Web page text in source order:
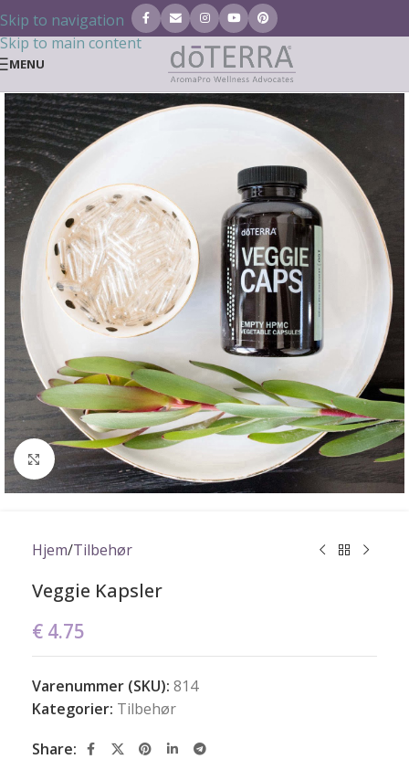
Skip to navigation
Skip to main content
MENU
Click to enlarge
Hjem/Tilbehør
Veggie Kapsler
€ 4.75
Varenummer (SKU): 814
Kategorier: Tilbehør
Share: